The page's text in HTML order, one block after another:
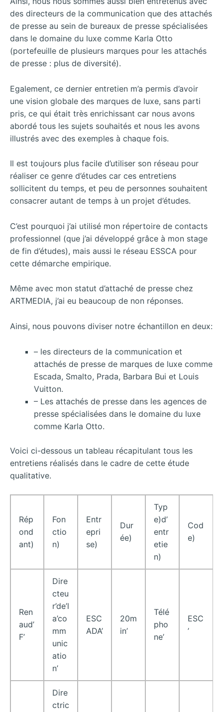
des directeurs de la communication que des attachés
de presse au sein de bureaux de presse spécialisées
dans le domaine du luxe comme Karla Otto
(portefeuille de plusieurs marques pour les attachés
de presse : plus de diversité).
Egalement, ce dernier entretien m’a permis d’avoir
une vision globale des marques de luxe, sans parti
pris, ce qui était très enrichissant car nous avons
abordé tous les sujets souhaités et nous les avons
illustrés avec des exemples à chaque fois.
Il est toujours plus facile d’utiliser son réseau pour
réaliser ce genre d’études car ces entretiens
sollicitent du temps, et peu de personnes souhaitent
consacrer autant de temps à un projet d’études.
C’est pourquoi j’ai utilisé mon répertoire de contacts
professionnel (que j’ai développé grâce à mon stage
de fin d’études), mais aussi le réseau ESSCA pour
cette démarche empirique.
Même avec mon statut d’attaché de presse chez
ARTMEDIA, j’ai eu beaucoup de non réponses.
Ainsi, nous pouvons diviser notre échantillon en deux:
– les directeurs de la communication et
attachés de presse de marques de luxe comme
Escada, Smalto, Prada, Barbara Bui et Louis
Vuitton.
– Les attachés de presse dans les agences de
presse spécialisées dans le domaine du luxe
comme Karla Otto.
Voici ci-dessous un tableau récapitulant tous les
entretiens réalisés dans le cadre de cette étude
qualitative.
Rép
ond
ant)
Fon
ctio
n)
Entr
epri
se)
Dur
ée)
Typ
e)d’
entr
etie
n)
Cod
e)
Ren
aud’
F’
Dire
cteu
r’de’l
a’co
mm
unic
atio
n’
ESC
ADA’
20m
in’
Télé
pho
ne’
ESC
’
Dire
ctric